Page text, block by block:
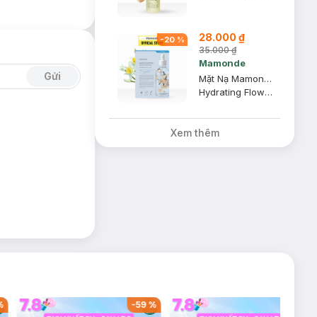
Gửi
-20 % 28.000 ₫
35.000 ₫
Mamonde
Mặt Nạ Mamonde Dưỡng Da Chuyên Sâu Hoa Thuỷ Tiên 25ml
Hydrating Flower Essence Mask - Narcissus
Xem thêm
% -43%